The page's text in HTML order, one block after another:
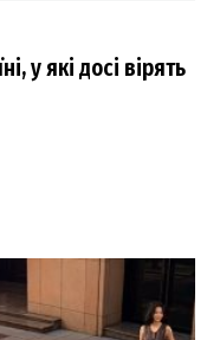
у які досі вірять